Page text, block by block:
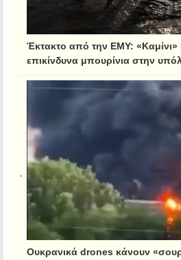
Έκτακτο από την ΕΜΥ: «Καμίνι»
επικίνδυνα μπουρίνια στην
Ουκρανικά drones κάνουν